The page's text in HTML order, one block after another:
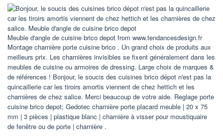
Meuble d'angle de cuisine brico depot from www.tendancesdesign.fr
Montage charnière porte cuisine brico . Un grand choix de produits aux
meilleurs prix. Les charnières invisibles se fixent généralement dans les
meubles de cuisine ou armoires de dressing. Large choix de marques &
de références ! Bonjour, le soucis des cuisines brico dépot n'est pas la
quincaillerie car les tiroirs amortis viennent de chez hettich et les
charnières de chez salice. Merci beaucoup de votre aide. Reglage porte
cuisine brico depot; Gedotec charnière porte placard meuble | 20 x 75
mm | 3 pièces | plastique blanc | charnière à visser pour moustiquaire
de fenêtre ou de porte | charnière .